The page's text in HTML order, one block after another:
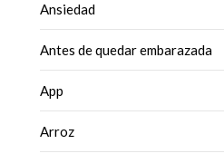
Ansiedad
Antes de quedar embarazada
App
Arroz